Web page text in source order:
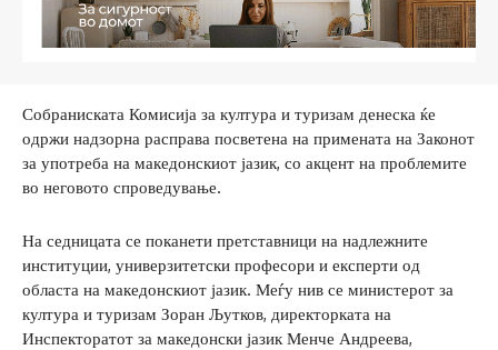
Собраниската Комисија за култура и туризам денеска ќе
одржи надзорна расправа посветена на примената на Законот
за употреба на македонскиот јазик, со акцент на проблемите
во неговото спроведување.
На седницата се поканети претставници на надлежните
институции, универзитетски професори и експерти од
областа на македонскиот јазик. Меѓу нив се министерот за
култура и туризам Зоран Љутков, директорката на
Инспекторатот за македонски јазик Менче Андреева,